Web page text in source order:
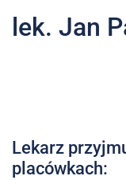
Marki
AHP
Galeria
lek. Jan
Lekarz
placówkach: